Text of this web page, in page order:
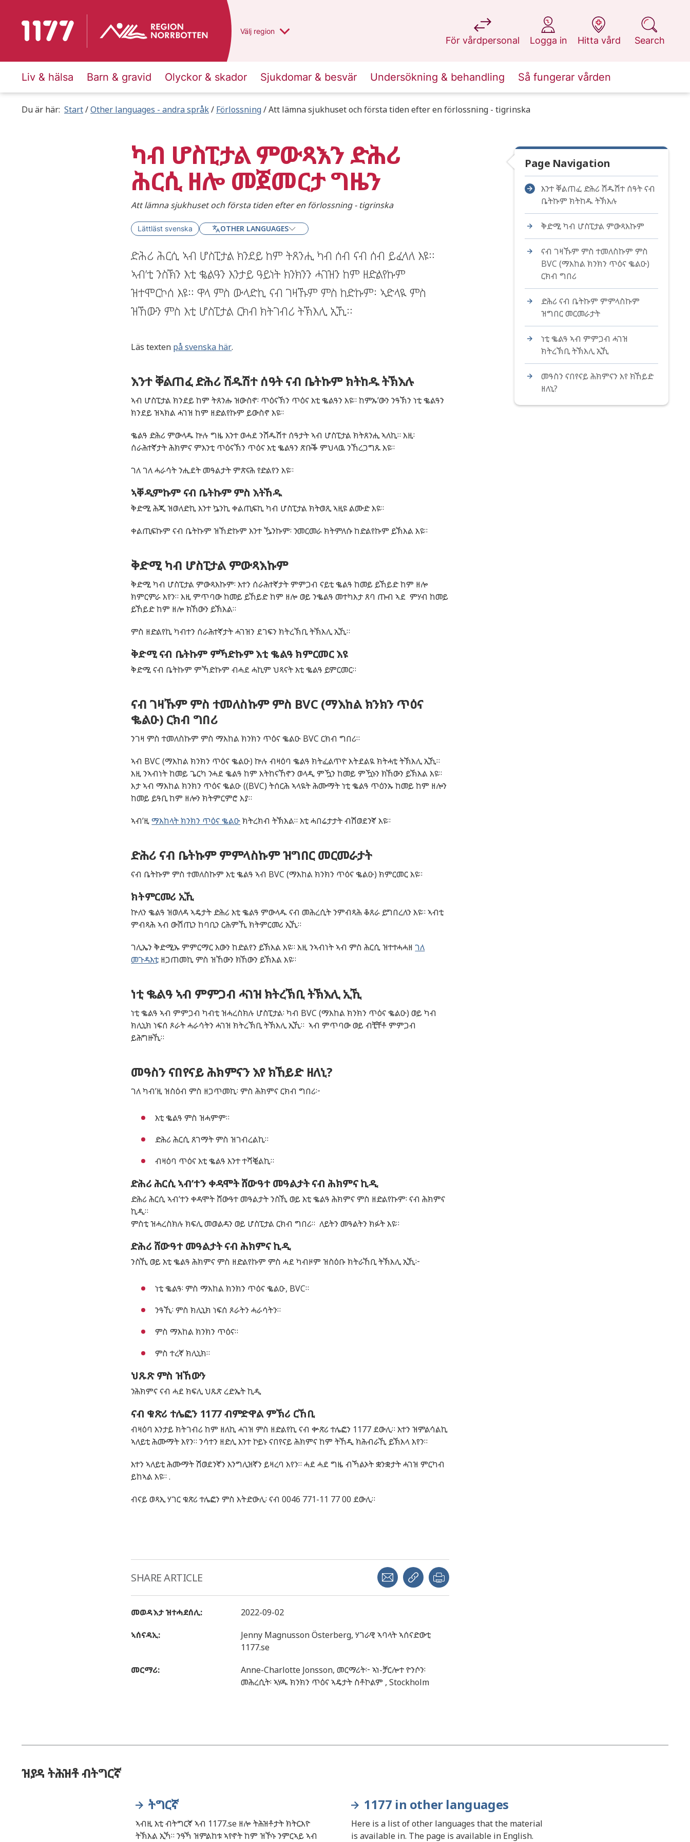
To start page for 1177 Du har valt region
Välj en annan
region
För vårdpersonal
at 1177.se
Logga in
at 1177.se
Hitta vård
at 1177.se
Search
at 1177.se
Liv & hälsa Barn & gravid Olyckor & skador Sjukdomar & besvär Undersökning & behandling Så fungerar vården
Du är här: Start Other languages - andra språk Förlossning Att lämna sjukhuset och första tiden efter en förlossning - tigrinska
ካብ ሆስፒታል ምውጻእን ድሕሪ
ሕርሲ ዘሎ መጀመርታ ግዜን
Att lämna sjukhuset och första tiden efter en förlossning - tigrinska
Lättläst svenska OTHER LANGUAGES
ድሕሪ ሕርሲ ኣብ ሆስፒታል ክንደይ ከም ትጸንሒ ካብ ሰብ ናብ ሰብ ይፈላለ እዩ።
ኣብ’ቲ ንስኽን እቲ ቈልዓን እንታይ ዓይነት ክንክንን ሓገዝን ከም ዘድልየኩም
ዝተሞርኮሰ እዩ። ዋላ ምስ ውላድኪ ናብ ገዛኹም ምስ ከድኩም፡ ኣድላዪ ምስ
ዝኸውን ምስ እቲ ሆስፒታል ርክብ ክትገብሪ ትኽእሊ ኢኺ።
Läs texten på svenska här.
እንተ ቐልጠፈ ድሕሪ ሽዱሽተ ሰዓት ናብ ቤትኩም ክትከዱ ትኽእሉ
ኣብ ሆስፒታል ክንደይ ከም ትጸንሑ ዝውስኖ፡ ጥዕናኽን ጥዕና እቲ ቈልዓን እዩ። ከምኡ’ውን ንዓኽን ነቲ ቈልዓን
ክንደይ ዝኣክል ሓገዝ ከም ዘድልየኩም ይውስኖ እዩ።
ቈልዓ ድሕሪ ምውላዱ ኵሉ ግዜ እንተ ወሓደ ንሽዱሽተ ሰዓታት ኣብ ሆስፒታል ክትጸንሒ ኣለኪ። እዚ፡
ሰራሕተኛታት ሕክምና ምእንቲ ጥዕናኽን ጥዕና እቲ ቈልዓን ጽቡቕ ምህላዉ ንኸረጋግጹ እዩ።
ገለ ገለ ሓራሳት ንሒደት መዓልታት ምጽናሕ የድልየን እዩ።
ኣቐዲምኩም ናብ ቤትኩም ምስ እትኸዱ
ቅድሚ ሕጂ ዝወለድኪ እንተ ኴንኪ ቀልጢፍኪ ካብ ሆስፒታል ክትወጺ ኣዚዩ ልሙድ እዩ።
ቀልጢፍኩም ናብ ቤትኩም ዝኸድኩም እንተ ዄንኩም፡ ንመርመራ ክትምለሱ ከድልየኩም ይኽእል እዩ።
ቅድሚ ካብ ሆስፒታል ምውጻእኩም
ቅድሚ ካብ ሆስፒታል ምውጻእኩም፡ እተን ሰራሕተኛታት ምምጋብ ናይቲ ቈልዓ ከመይ ይኸይድ ከም ዘሎ
ክምርምራ እየን። እዚ ምጥባው ከመይ ይኸይድ ከም ዘሎ ወይ ንቈልዓ መተካእታ ጸባ ጡብ ኣደ ምሃብ ከመይ
ይኸይድ ከም ዘሎ ክኸውን ይኽእል።
ምስ ዘድልየኪ ካብተን ሰራሕተኛታት ሓገዝን ደገፍን ክትረኽቢ ትኽእሊ ኢኺ።
ቅድሚ ናብ ቤትኩም ምኻድኩም እቲ ቈልዓ ክምርመር እዩ
ቅድሚ ናብ ቤትኩም ምኻድኩም ብሓደ ሓኪም ህጻናት እቲ ቈልዓ ይምርመር።
ናብ ገዛኹም ምስ ተመለስኩም ምስ BVC (ማእከል ክንክን ጥዕና
ቈልዑ) ርክብ ግበሪ
ንገዛ ምስ ተመለስኩም ምስ ማእከል ክንክን ጥዕና ቈልዑ BVC ርክብ ግበሪ።
ኣብ BVC (ማእከል ክንክን ጥዕና ቈልዑ) ኵሉ ብዛዕባ ቈልዓ ክትፈልጥዮ እትደልዪ ክትሓቲ ትኽእሊ ኢኺ።
እዚ ንኣብነት ከመይ ጌርካ ንሓደ ቈልዓ ከም እትከናኸኖን ወላዲ ምዃን ከመይ ምዃኑን ክኸውን ይኽእል እዩ።
እታ ኣብ ማእከል ክንክን ጥዕና ቈልዑ ((BVC) ትሰርሕ ኣላዪት ሕሙማት ነቲ ቈልዓ ጥዕንኡ ከመይ ከም ዘሎን
ከመይ ይዓቢ ከም ዘሎን ክትምርምሮ እያ።
ኣብ’ዚማእከላት ክንክን ጥዕና ቈልዑክትረክብ ትኽእል። እቲ ሓበሬታታት ብሽወደንኛ እዩ።
ድሕሪ ናብ ቤትኩም ምምላስኩም ዝግበር መርመራታት
ናብ ቤትኩም ምስ ተመለስኩም እቲ ቈልዓ ኣብ BVC (ማእከል ክንክን ጥዕና ቈልዑ) ክምርመር እዩ።
ክትምርመሪ ኢኺ
ኵለን ቈልዓ ዝወለዳ ኣዴታት ድሕሪ እቲ ቈልዓ ምውላዱ ናብ መሕረሲት ንምብጻሕ ቆጸራ ይግበረለን እዩ። ኣብቲ
ምብጻሕ ኣብ ውሽጢን ከባቢን ርሕምኺ ክትምርመሪ ኢኺ።
ገሊኤን ቅድሚኡ ምምርማር እውን ከድልየን ይኽእል እዩ። እዚ ንኣብነት ኣብ ምስ ሕርሲ ዝተተሓሓዘገለ
መጉዳእቲ ዘጋጠመኪ ምስ ዝኸውን ክኸውን ይኽእል እዩ።
ነቲ ቈልዓ ኣብ ምምጋብ ሓገዝ ክትረኽቢ ትኽእሊ ኢኺ
ነቲ ቈልዓ ኣብ ምምጋብ ካብቲ ዝሓረስክሉ ሆስፒታል፡ ካብ BVC (ማእከል ክንክን ጥዕና ቈልዑ) ወይ ካብ
ክሊኒክ ነፍሰ ጾራት ሓራሳትን ሓገዝ ክትረኽቢ ትኽእሊ ኢኺ። ኣብ ምጥባው ወይ ብቺቸቶ ምምጋብ
ይሕግዙኺ።
መዓስን ናበየናይ ሕክምናን እየ ክኸይድ ዘለኒ?
ገለ ካብ’ዚ ዝስዕብ ምስ ዘጋጥመኪ፡ ምስ ሕክምና ርክብ ግበሪ፦
እቲ ቈልዓ ምስ ዝሓምም።
ድሕሪ ሕርሲ ጸገማት ምስ ዝገብረልኪ።
ብዛዕባ ጥዕና እቲ ቈልዓ እንተ ተሻቒልኪ።
ድሕሪ ሕርሲ ኣብ’ተን ቀዳሞት ሸውዓተ መዓልታት ናብ ሕክምና ኪዲ
ድሕሪ ሕርሲ ኣብ’ተን ቀዳሞት ሸውዓተ መዓልታት ንስኺ ወይ እቲ ቈልዓ ሕክምና ምስ ዘድልየኩም፡ ናብ ሕክምና
ኪዲ።
ምስቲ ዝሓረስክሉ ክፍሊ መወልዳን ወይ ሆስፒታል ርክብ ግበሪ። ለይትን መዓልትን ክፉት እዩ።
ድሕሪ ሸውዓተ መዓልታት ናብ ሕክምና ኪዲ
ንስኺ ወይ እቲ ቈልዓ ሕክምና ምስ ዘድልየኩም ምስ ሓደ ካብዞም ዝስዕቡ ክትራኸቢ ትኽእሊ ኢኺ፦
ነቲ ቈልዓ፡ ምስ ማእከል ክንክን ጥዕና ቈልዑ, BVC።
ንዓኺ፡ ምስ ክሊኒክ ነፍሰ ጾራትን ሓራሳትን።
ምስ ማእከል ክንክን ጥዕና።
ምስ ተረኛ ክሊኒክ።
ህጹጽ ምስ ዝኸውን
ንሕክምና ናብ ሓደ ክፍሊ ህጹጽ ረድኤት ኪዲ
ናብ ቁጽሪ ተሌፎን 1177 ብምድዋል ምኽሪ ርኸቢ
ብዛዕባ እንታይ ክትገብሪ ከም ዘለኪ ሓገዝ ምስ ዘድልየኪ ናብ ቍጽሪ ተሌፎን 1177 ደውሊ። እተን ዝምልሳልኪ
ኣለይቲ ሕሙማት እየን። ንሳተን ዘድሊ እንተ ኮይኑ ናበየናይ ሕክምና ከም ትኸዲ ክሕብራኺ ይኽእላ እየን።
እተን ኣለይቲ ሕሙማት ሽወደንኛን እንግሊዝኛን ይዛረባ እየን። ሓደ ሓደ ግዜ ብኻልኦት ቋንቋታት ሓገዝ ምርካብ
ይከኣል እዩ። .
ብናይ ወጻኢ ሃገር ቁጽሪ ተሌፎን ምስ እትድውሊ፡ ናብ 0046 771-11 77 00 ደውሊ።
SHARE ARTICLE Share with a friend
Copy link
መወዳእታ ዝተሓደሰሊ:
2022-09-02
ኣሰናዳኢ: Jenny Magnusson Österberg, ሃገራዊ ኣባላት ኣሰናድውቲ
1177.se
መርማሪ: Anne-Charlotte Jonsson, መርማሪት፦ ኣነ-ቻርሎተ ዮንሶን፡
መሕረሲት፡ ኣሃዱ ክንክን ጥዕና ኣዴታት ስቶኮልም , Stockholm
Page Navigation
እንተ ቐልጠፈ ድሕሪ ሽዱሽተ ሰዓት ናብ
ቤትኩም ክትከዱ ትኽእሉ
ቅድሚ ካብ ሆስፒታል ምውጻእኩም
ናብ ገዛኹም ምስ ተመለስኩም ምስ
BVC (ማእከል ክንክን ጥዕና ቈልዑ)
ርክብ ግበሪ
ድሕሪ ናብ ቤትኩም ምምላስኩም
ዝግበር መርመራታት
ነቲ ቈልዓ ኣብ ምምጋብ ሓገዝ
ክትረኽቢ ትኽእሊ ኢኺ
መዓስን ናበየናይ ሕክምናን እየ ክኸይድ
ዘለኒ?
ዝያዳ ትሕዝቶ ብትግርኛ
ትግርኛ
ኣብዚ እቲ ብትግርኛ ኣብ 1177.se ዘሎ ትሕዝቶታት ክትርእዮ
ትኽእል ኢኻ። ንዓኻ ዝምልከቱ ኣየኖት ከም ዝኾኑ ንምርኣይ ኣብ
1177 in other languages
Here is a list of other languages that the material
is available in. The page is available in English.